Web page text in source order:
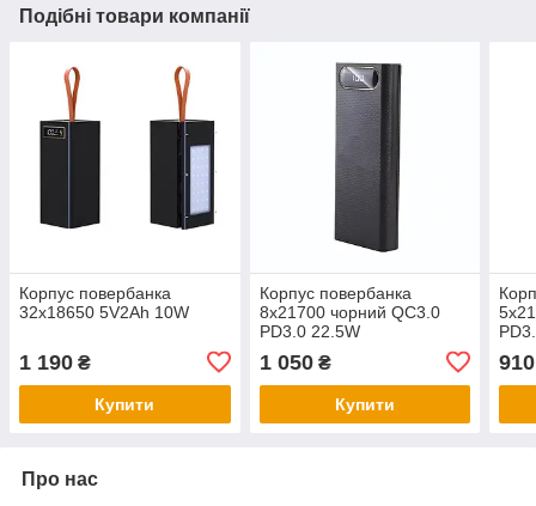
Подібні товари компанії
Корпус повербанка
32х18650 5V2Ah 10W
1 190 ₴
Купити
Корпус повербанка
8х21700 чорний QC3.0
PD3.0 22.5W
1 050₴
Купити
910
Про нас